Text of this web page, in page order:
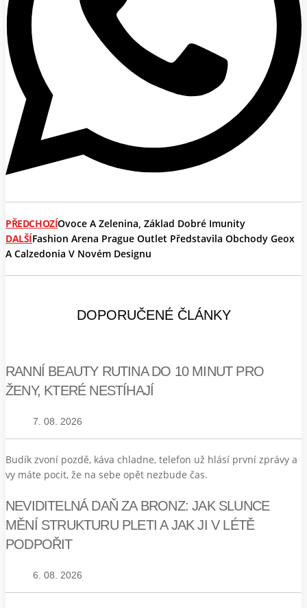
PŘEDCHOZÍOvoce A Zelenina, Základ Dobré Imunity
DALŠÍFashion Arena Prague Outlet Představila Obchody Geox
A Calzedonia V Novém Designu
DOPORUČENÉ ČLÁNKY
RANNÍ BEAUTY RUTINA DO 10 MINUT PRO
ŽENY, KTERÉ NESTÍHAJÍ
7. 08. 2026
Budík zvoní pozdě, káva chladne, telefon už hlásí první zprávy a
vy máte pocit, že na sebe opět nezbude čas.
NEVIDITELNÁ DAŇ ZA BRONZ: JAK SLUNCE
MĚNÍ STRUKTURU PLETI A JAK JI V LÉTĚ
PODPOŘIT
6. 08. 2026